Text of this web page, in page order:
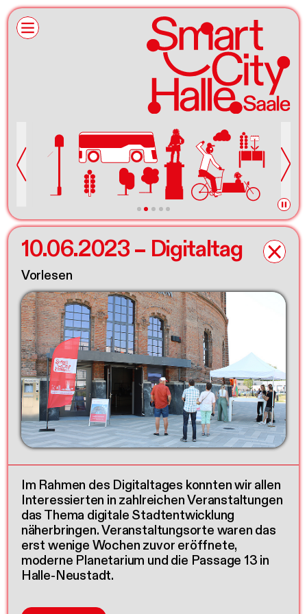
10.06.2023 – Digitaltag
Vorlesen
Im Rahmen des Digitaltages konnten wir allen
Interessierten in zahlreichen Veranstaltungen
das Thema digitale Stadtentwicklung
näherbringen. Veranstaltungsorte waren das
erst wenige Wochen zuvor eröffnete,
moderne Planetarium und die Passage 13 in
Halle-Neustadt.